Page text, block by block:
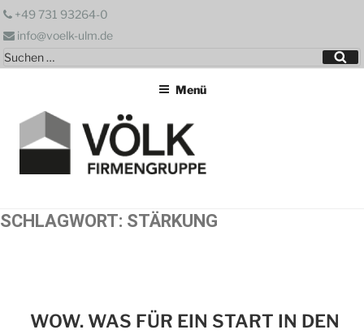
Zum
springen
+49 731 93264-0
info@voelk-ulm.de
Suchen
nach:
Menü
SCHLAGWORT: STÄRKUNG
WOW. WAS FÜR EIN START IN DEN